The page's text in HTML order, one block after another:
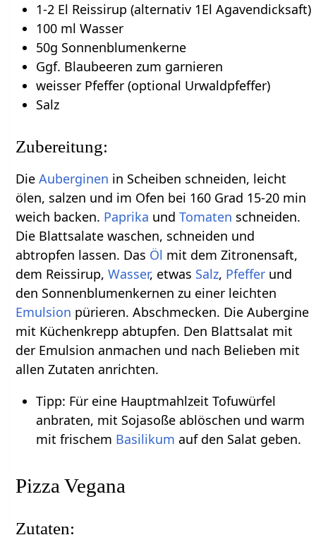
1-2 El Reissirup (alternativ 1El Agavendicksaft)
100 ml Wasser
50g Sonnenblumenkerne
Ggf. Blaubeeren zum garnieren
weisser Pfeffer (optional Urwaldpfeffer)
Salz
Zubereitung:
DieAuberginen in Scheiben schneiden, leicht
ölen, salzen und im Ofen bei 160 Grad 15-20 min
weich backen. Paprika undTomaten schneiden.
Die Blattsalate waschen, schneiden und
abtropfen lassen. Das Öl mit dem Zitronensaft,
dem Reissirup,Wasser, etwas Salz, Pfeffer und
den Sonnenblumenkernen zu einer leichten
Emulsion pürieren. Abschmecken. Die Aubergine
mit Küchenkrepp abtupfen. Den Blattsalat mit
der Emulsion anmachen und nach Belieben mit
allen Zutaten anrichten.
Tipp: Für eine Hauptmahlzeit Tofuwürfel
anbraten, mit Sojasoße ablöschen und warm
mit frischem Basilikum auf den Salat geben.
Pizza Vegana
Zutaten: